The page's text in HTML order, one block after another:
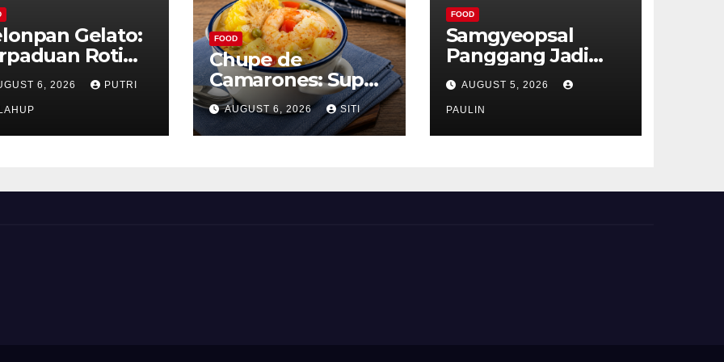
Gelato:
Roti
dan Es
Lembut yang
6, 2026 PUTRI
FOOD
Chupe de
Camarones: Sup
Udang Khas Peru
yang Gurih Lezat
AUGUST 6, 2026 SITI
FOOD
Samgyeopsal
Panggang Jadi
Favorit Pecinta
Kuliner Korea
AUGUST 5, 2026
PAULIN